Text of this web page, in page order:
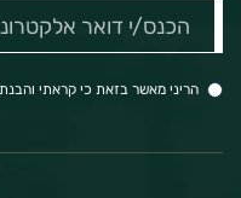
דואר
אלקטרוני:
הריני מאשר בזאת כי קראתי